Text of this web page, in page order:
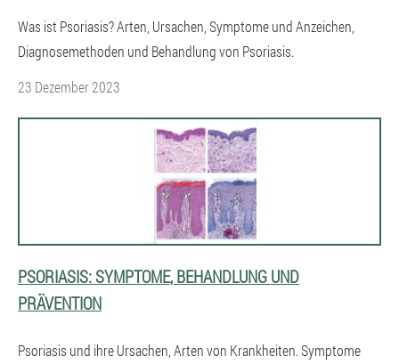
Was ist Psoriasis? Arten, Ursachen, Symptome und Anzeichen,
Diagnosemethoden und Behandlung von Psoriasis.
23 Dezember 2023
PSORIASIS: SYMPTOME, BEHANDLUNG UND
PRÄVENTION
Psoriasis und ihre Ursachen, Arten von Krankheiten. Symptome